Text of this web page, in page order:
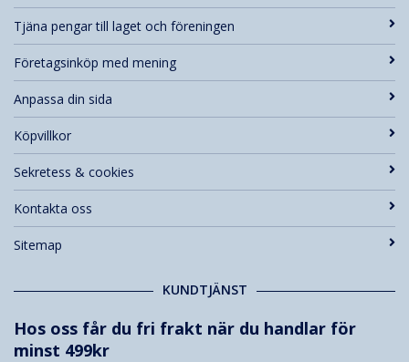
Tjäna pengar till laget och föreningen
Företagsinköp med mening
Anpassa din sida
Köpvillkor
Sekretess & cookies
Kontakta oss
Sitemap
KUNDTJÄNST
Hos oss får du fri frakt när du handlar för
minst 499kr